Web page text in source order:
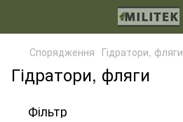
Спорядження Гідратори, фляги
Гідратори, фляги
Фільтр